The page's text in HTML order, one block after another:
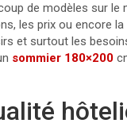
de modèles sur le
les prix ou encore
et surtout les
sommier 180×200